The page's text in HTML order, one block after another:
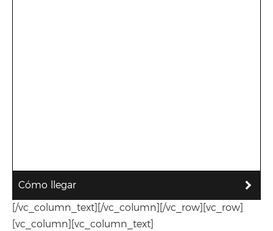
Cómo llegar
[/vc_column_text][/vc_column][/vc_row][vc_row]
[vc_column][vc_column_text]